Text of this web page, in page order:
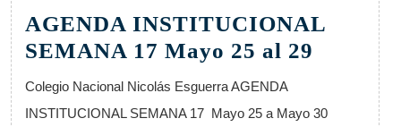
2026
AGENDA INSTITUCIONAL
SEMANA 17 Mayo 25 al 29
Colegio Nacional Nicolás Esguerra AGENDA
INSTITUCIONAL SEMANA 17 Mayo 25 a Mayo 30